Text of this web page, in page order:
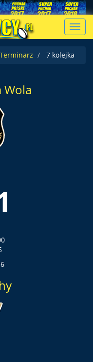
Terminarz 7 kolejka
Wola